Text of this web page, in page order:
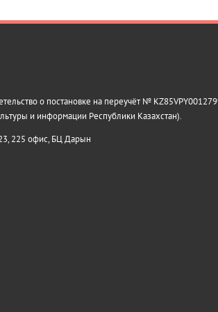
о постановке на переучёт №
и информации Республики Казахстан).
225 офис, БЦ Дарын